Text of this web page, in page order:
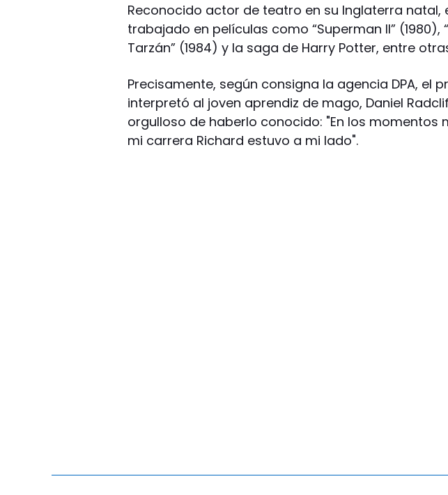
Reconocido actor de teatro en su Inglaterra natal,
trabajado en películas como “Superman II” (1980),
Tarzán” (1984) y la saga de Harry Potter, entre
Precisamente, según consigna la agencia DPA, el
interpretó al joven aprendiz de mago, Daniel
orgulloso de haberlo conocido: "En los momentos
mi carrera Richard estuvo a mi lado".